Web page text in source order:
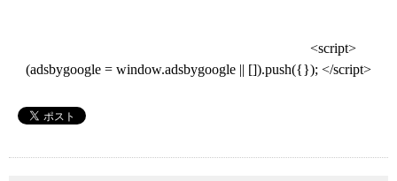
<script>
(adsbygoogle = window.adsbygoogle || []).push({}); </script>